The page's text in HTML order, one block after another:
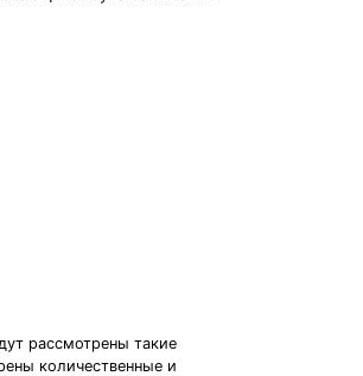
рассмотрены такие
количественные и